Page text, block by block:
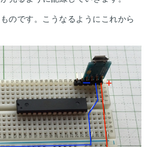
のです。こうなるようにこれから